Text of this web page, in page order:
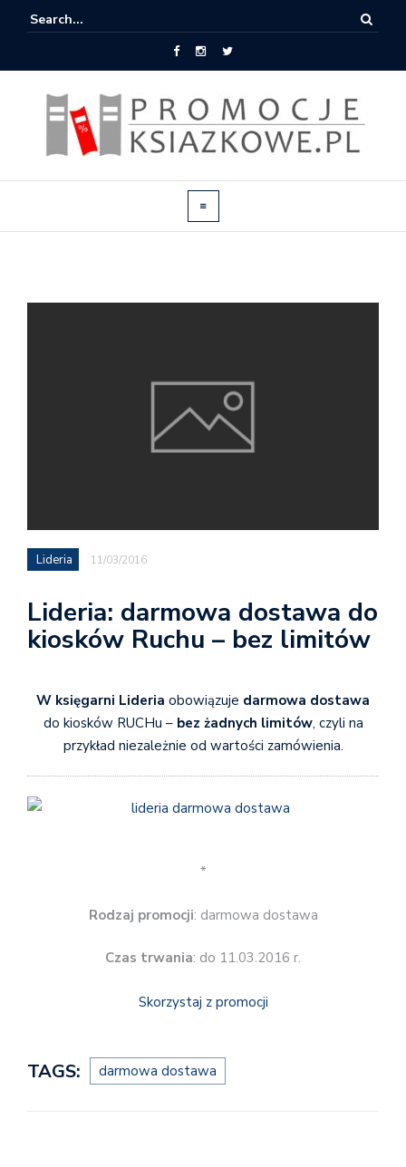
Lideria 11/03/2016
Lideria: darmowa dostawa do
kiosków Ruchu – bez limitów
W księgarni Lideria obowiązuje darmowa dostawa
do kiosków RUCHu –bez żadnych limitów, czyli na
przykład niezależnie od wartości zamówienia.
*
Rodzaj promocji: darmowa dostawa
Czas trwania: do 11.03.2016 r.
Skorzystaj z promocji
TAGS: darmowa dostawa